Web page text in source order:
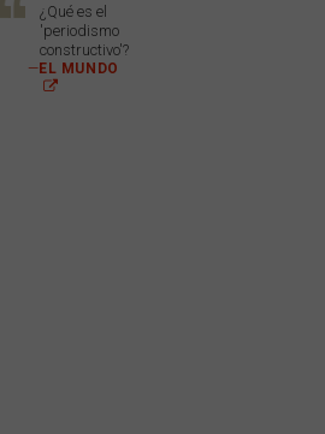
¿Qué es el
'periodismo
constructivo'?
—EL MUNDO